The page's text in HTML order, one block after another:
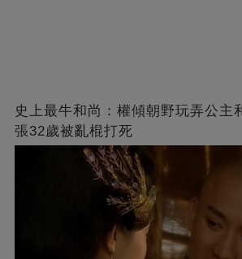
史上最牛和尚：權傾朝野玩弄公主
張32歲被亂棍打死